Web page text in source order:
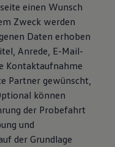
einen Wunsch
Zweck werden
Daten erhoben
Anrede, E-Mail-
Kontaktaufnahme
Partner gewünscht,
können
der Probefahrt
und
der Grundlage